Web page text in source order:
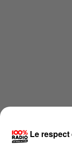
Le